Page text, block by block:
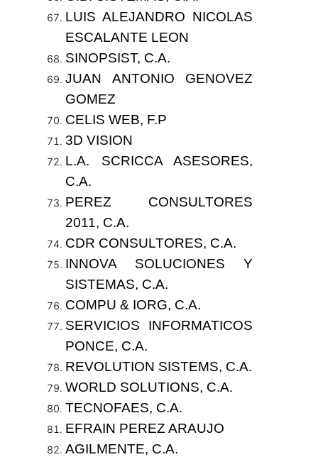
LUIS ALEJANDRO NICOLAS
ESCALANTE LEON
SINOPSIST, C.A.
JUAN ANTONIO GENOVEZ
GOMEZ
CELIS WEB, F.P
3D VISION
L.A. SCRICCA ASESORES,
C.A.
PEREZ CONSULTORES
2011, C.A.
CDR CONSULTORES, C.A.
INNOVA SOLUCIONES Y
SISTEMAS, C.A.
COMPU & IORG, C.A.
SERVICIOS INFORMATICOS
PONCE, C.A.
REVOLUTION SISTEMS, C.A.
WORLD SOLUTIONS, C.A.
TECNOFAES, C.A.
EFRAIN PEREZ ARAUJO
AGILMENTE, C.A.